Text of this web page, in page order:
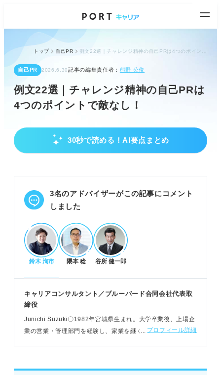
トップ 自己PR
自己PR 2026.6.30記事の編集責任者： 熊野 公俊
例文22選｜チャレンジ精神の自己PRは
4つのポイントで敵なし！
30秒で読める！AI要点まとめ
チャレンジ精神の重要性と企業が求める種類
「困難なこと」への挑戦がある。
企業はリスクを把握し、周囲と協力して挑戦する人
POINT：無謀な挑戦ではなく、客観的な分析と協調
性が評価される。
チャレンジ精神をアピールするコツと構成
企業が求めるチャレンジ精神に沿った内容でアピー
的に伝える。
自己PRは結論から伝え、入社後の貢献イメージを示
す。
を図り、印象に残す。
3名のアドバイザーがこの記事にコメント
しました
鈴木 洵市 隈本 稔 谷所 健一郎
キャリアコンサルタント／ブルーバード合同会社代表取
締役
Junichi Suzuki〇1982年宮城県⽣まれ。⼤学卒業後、上場企
業の営業・管理部⾨を経験し、家業を継ぐ。2017年にブルー
プロフィール詳細